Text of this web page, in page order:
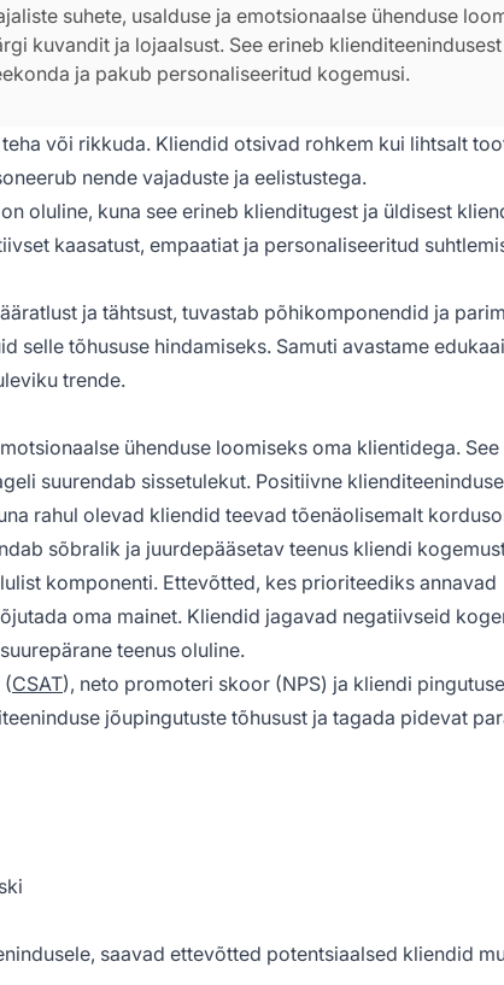
suhete, usalduse ja emotsionaalse ühenduse
kuvandit ja lojaalsust. See erineb
ja pakub personaliseeritud kogemusi.
või rikkuda. Kliendid otsivad rohkem kui lihtsalt
nende vajaduste ja eelistustega.
oluline, kuna see erineb klienditugest ja üldisest
kaasatust, empaatiat ja personaliseeritud
ja tähtsust, tuvastab põhikomponendid ja
selle tõhususe hindamiseks. Samuti avastame
trende.
ühenduse loomiseks oma klientidega. See
suurendab sissetulekut. Positiivne
rahul olevad kliendid teevad tõenäolisemalt
sõbralik ja juurdepääsetav teenus kliendi
komponenti. Ettevõtted, kes prioriteediks annavad
oma mainet. Kliendid jagavad negatiivseid
teenus oluline.
(CSAT), neto promoteri skoor (NPS) ja kliendi
jõupingutuste tõhusust ja tagada pidevat
saavad ettevõtted potentsiaalsed kliendid